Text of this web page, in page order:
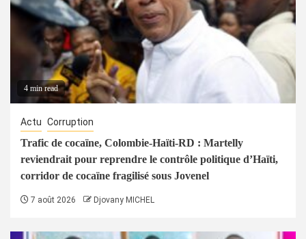
4 min read
Actu Corruption
Trafic de cocaïne, Colombie-Haïti-RD : Martelly
reviendrait pour reprendre le contrôle politique d’Haïti,
corridor de cocaïne fragilisé sous Jovenel
7 août 2026 Djovany MICHEL